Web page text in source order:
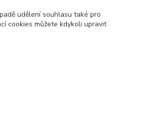
udělení souhlasu také pro
cookies můžete kdykoli upravit